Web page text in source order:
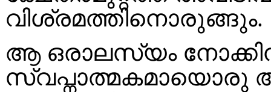
വിശ്രമത്തിനൊരുങ്ങും.
ആ ഒരാലസ്യം
സ്വപ്നാത്മകമായൊരു